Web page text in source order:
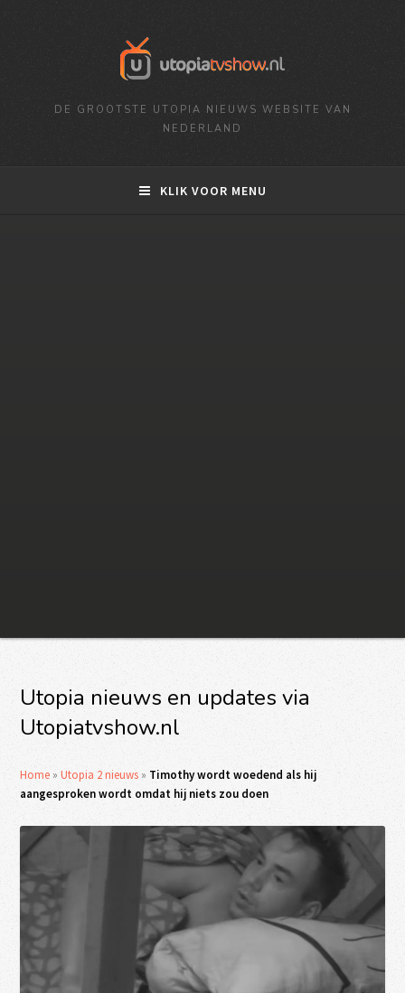
DE GROOTSTE UTOPIA NIEUWS WEBSITE VAN
NEDERLAND
KLIK VOOR MENU
Utopia nieuws en updates via
Utopiatvshow.nl
Home »Utopia 2 nieuws » Timothy wordt woedend als hij
aangesproken wordt omdat hij niets zou doen